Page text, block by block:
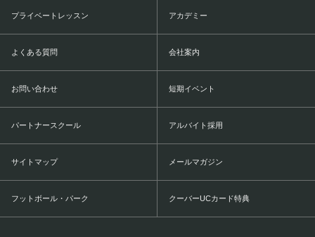
プライベートレッスン アカデミー
よくある質問 会社案内
お問い合わせ 短期イベント
パートナースクール アルバイト採用
サイトマップ メールマガジン
フットボール・パーク クーバーUCカード特典